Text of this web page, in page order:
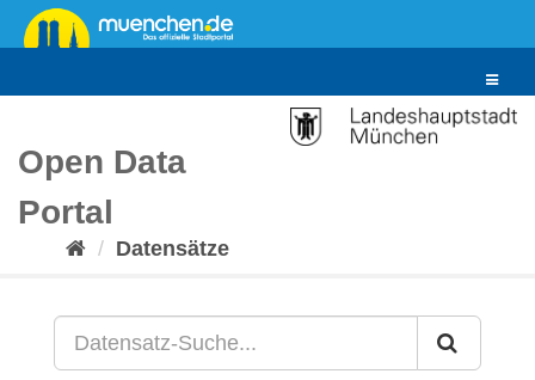
Überspringen
zum
Toggle
Open Data
Portal
Datensätze